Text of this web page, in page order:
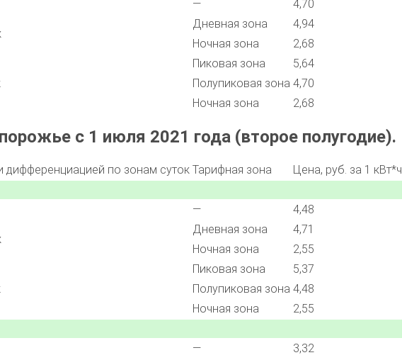
— 4,70
Дневная зона
4,94
Ночная зона
2,68
Пиковая зона
5,64
Полупиковая зона 4,70
Ночная зона
2,68
с 1 июля 2021 года (второе полугодие).
дифференциацией по зонам суток Тарифная зона
Цена, руб. за 1 кВт*ч
— 4,48
Дневная зона
4,71
Ночная зона
2,55
Пиковая зона
5,37
Полупиковая зона 4,48
Ночная зона
2,55
— 3,32